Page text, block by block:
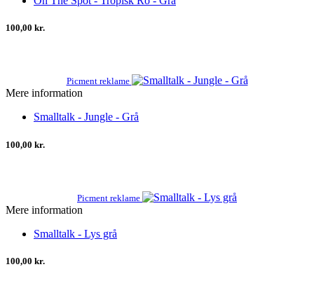
100,00 kr.
Picment reklame
Mere information
Smalltalk - Jungle - Grå
100,00 kr.
Picment reklame
Mere information
Smalltalk - Lys grå
100,00 kr.